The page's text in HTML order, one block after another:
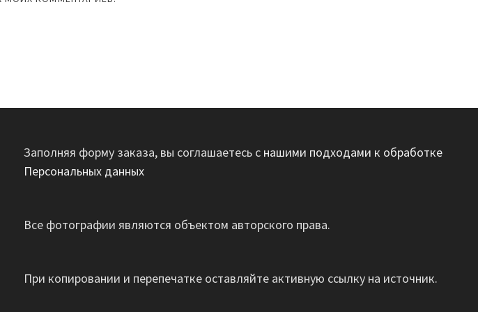
Заполняя форму заказа, вы соглашаетесь с нашими подходами к обработке
Персональных данных
Все фотографии являются объектом авторского права.
При копировании и перепечатке оставляйте активную ссылку на источник.